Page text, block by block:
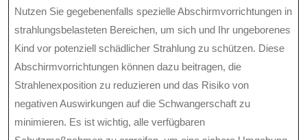
Nutzen Sie gegebenenfalls spezielle Abschirmvorrichtungen in
strahlungsbelasteten Bereichen, um sich und Ihr ungeborenes
Kind vor potenziell schädlicher Strahlung zu schützen. Diese
Abschirmvorrichtungen können dazu beitragen, die
Strahlenexposition zu reduzieren und das Risiko von
negativen Auswirkungen auf die Schwangerschaft zu
minimieren. Es ist wichtig, alle verfügbaren